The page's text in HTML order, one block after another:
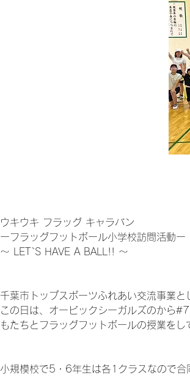
ウキウキ フラッグ キャラバン
ーフラッグフットボール小学校訪問活動ー
〜 LET`S HAVE A BALL!! 〜
千葉市トップスポーツふれあい交流事業と
この日は、オービックシーガルズのから
もたちとフラッグフットボールの授業をし
小規模校で5・6年生は各1クラスなので合